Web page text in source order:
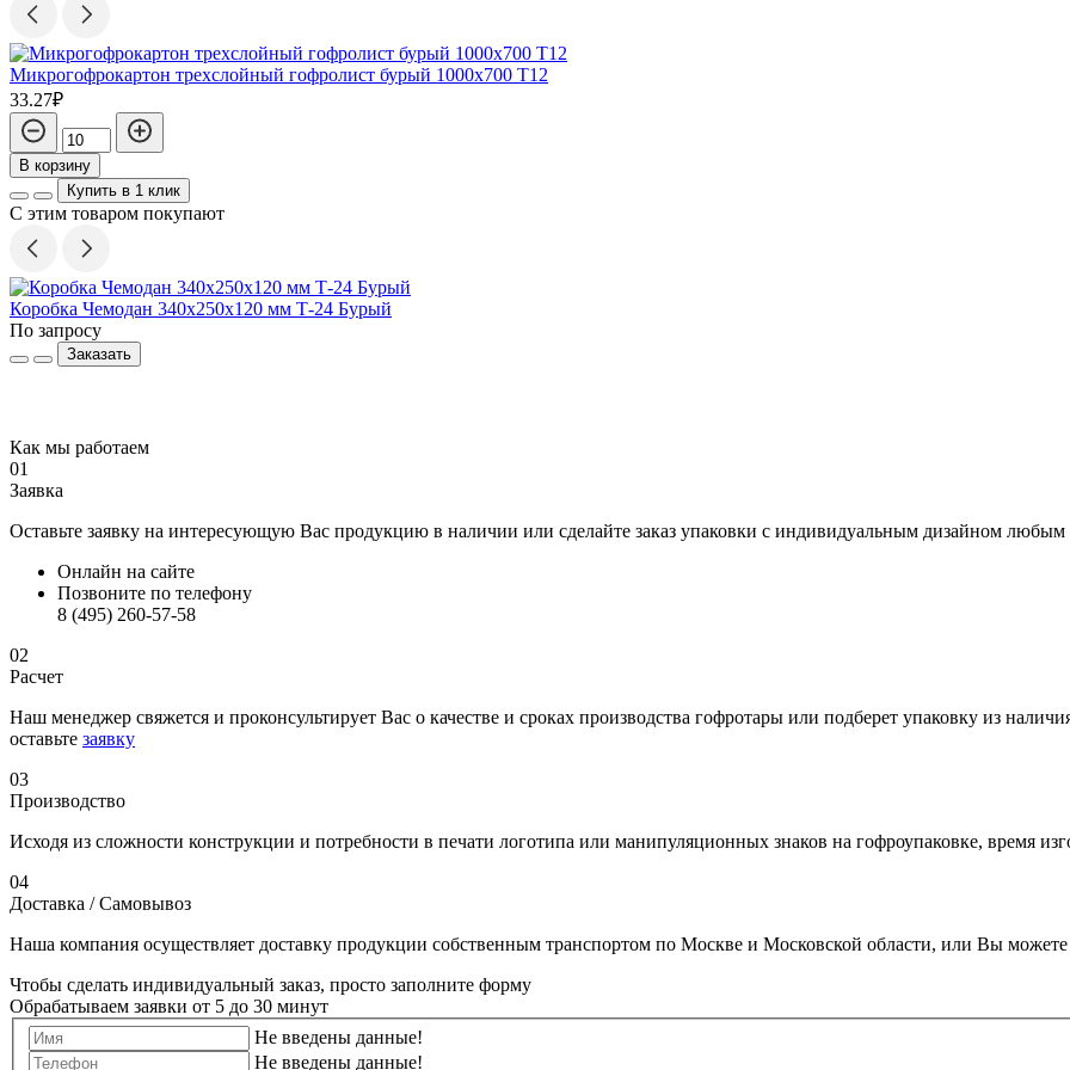
Микрогофрокартон трехслойный гофролист бурый 1000х700 Т12
33.27₽
В корзину
Купить в 1 клик
С этим товаром покупают
Коробка Чемодан 340х250х120 мм Т-24 Бурый
По запросу
Заказать
Как мы работаем
01
Заявка
Оставьте заявку на интересующую Вас продукцию в наличии или сделайте заказ упаковки с индивидуальным дизайном любым
Онлайн на сайте
Позвоните по телефону
8 (495) 260-57-58
02
Расчет
Наш менеджер свяжется и проконсультирует Вас о качестве и сроках производства гофротары или подберет упаковку из
оставьте заявку
03
Производство
Исходя из сложности конструкции и потребности в печати логотипа или манипуляционных знаков на гофроупаковке, время
04
Доставка / Самовывоз
Наша компания осуществляет доставку продукции собственным транспортом по Москве и Московской области, или Вы можете
Чтобы сделать индивидуальный заказ, просто заполните форму
Обрабатываем заявки от 5 до 30 минут
Не введены данные!
Не введены данные!